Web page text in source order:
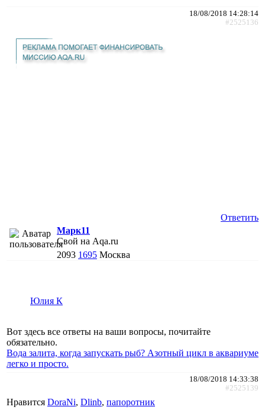
18/08/2018 14:28:14
#2525136
Ответить
Марк11
Свой на Aqa.ru
2093 1695 Москва
Юлия К
Вот здесь все ответы на ваши вопросы, почитайте
обязательно.
Вода залита, когда запускать рыб? Азотный цикл в аквариуме
легко и просто.
18/08/2018 14:33:38
#2525139
Нравится DoraNi, Dlinb, папоротник